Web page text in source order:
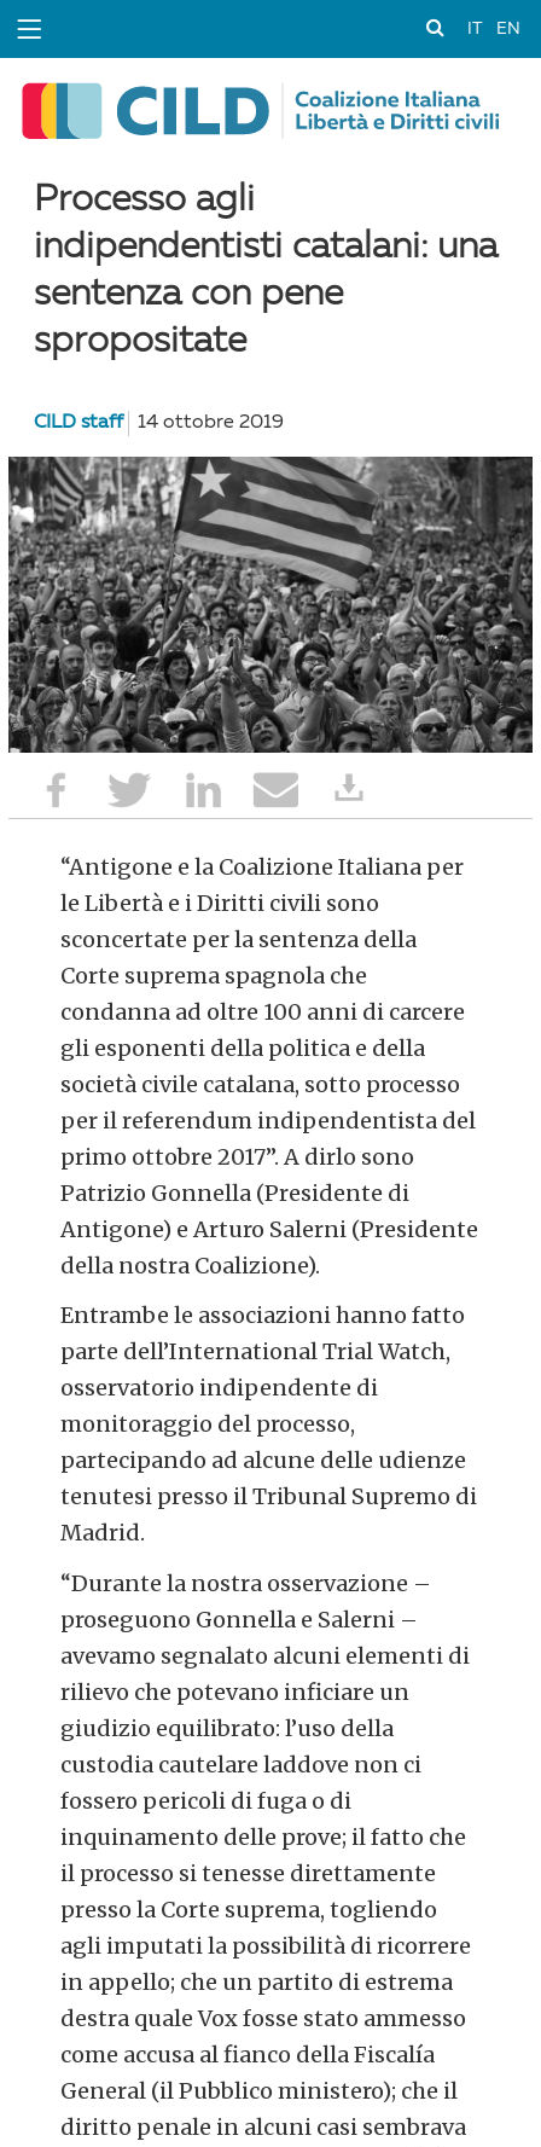
EN
Processo agli
indipendentisti catalani: una
sentenza con pene
spropositate
CILD staff 14 ottobre 2019
“Antigone e la Coalizione Italiana per
le Libertà e i Diritti civili sono
sconcertate per la sentenza della
Corte suprema spagnola che
condanna ad oltre 100 anni di carcere
gli esponenti della politica e della
società civile catalana, sotto processo
per il referendum indipendentista del
primo ottobre 2017”. A dirlo sono
Patrizio Gonnella (Presidente di
Antigone) e Arturo Salerni (Presidente
della nostra Coalizione).
Entrambe le associazioni hanno fatto
parte dell’International Trial Watch,
osservatorio indipendente di
monitoraggio del processo,
partecipando ad alcune delle udienze
tenutesi presso il Tribunal Supremo di
Madrid.
“Durante la nostra osservazione –
proseguono Gonnella e Salerni –
avevamo segnalato alcuni elementi di
rilievo che potevano inficiare un
giudizio equilibrato: l’uso della
custodia cautelare laddove non ci
fossero pericoli di fuga o di
inquinamento delle prove; il fatto che
il processo si tenesse direttamente
presso la Corte suprema, togliendo
agli imputati la possibilità di ricorrere
in appello; che un partito di estrema
destra quale Vox fosse stato ammesso
come accusa al fianco della Fiscalía
General (il Pubblico ministero); che il
diritto penale in alcuni casi sembrava